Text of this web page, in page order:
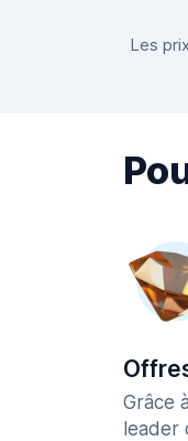
Les
Grâce
leader